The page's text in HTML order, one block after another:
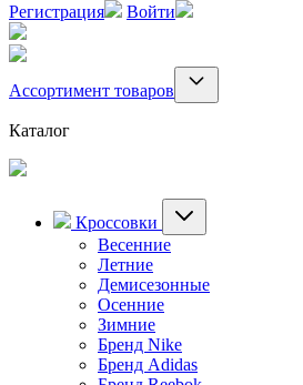
Регистрация
Войти
Ассортимент товаров
Каталог
Кроссовки
Весенние
Летние
Демисезонные
Осенние
Зимние
Бренд Nike
Бренд Adidas